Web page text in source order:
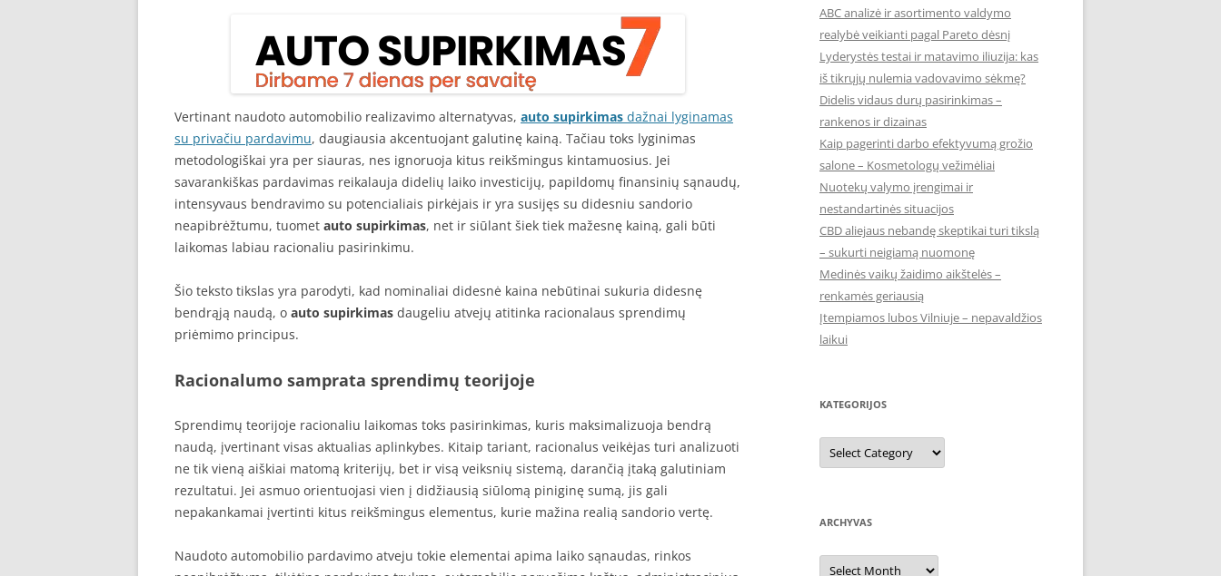
Vertinant naudoto automobilio realizavimo alternatyvas, auto supirkimas dažnai lyginamas
su privačiu pardavimu, daugiausia akcentuojant galutinę kainą. Tačiau toks lyginimas
metodologiškai yra per siauras, nes ignoruoja kitus reikšmingus kintamuosius. Jei
savarankiškas pardavimas reikalauja didelių laiko investicijų, papildomų finansinių sąnaudų,
intensyvaus bendravimo su potencialiais pirkėjais ir yra susijęs su didesniu sandorio
neapibrėžtumu, tuomet auto supirkimas, net ir siūlant šiek tiek mažesnę kainą, gali būti
laikomas labiau racionaliu pasirinkimu.
Šio teksto tikslas yra parodyti, kad nominaliai didesnė kaina nebūtinai sukuria didesnę
bendrąją naudą, o auto supirkimas daugeliu atvejų atitinka racionalaus sprendimų
priėmimo principus.
Racionalumo samprata sprendimų teorijoje
Sprendimų teorijoje racionaliu laikomas toks pasirinkimas, kuris maksimalizuoja bendrą
naudą, įvertinant visas aktualias aplinkybes. Kitaip tariant, racionalus veikėjas turi analizuoti
ne tik vieną aiškiai matomą kriterijų, bet ir visą veiksnių sistemą, darančią įtaką galutiniam
rezultatui. Jei asmuo orientuojasi vien į didžiausią siūlomą piniginę sumą, jis gali
nepakankamai įvertinti kitus reikšmingus elementus, kurie mažina realią sandorio vertę.
Naudoto automobilio pardavimo atveju tokie elementai apima laiko sąnaudas, rinkos
ABC analizė ir asortimento valdymo
realybė veikianti pagal Pareto dėsnį
Lyderystės testai ir matavimo iliuzija: kas
iš tikrųjų nulemia vadovavimo sėkmę?
Didelis vidaus durų pasirinkimas –
rankenos ir dizainas
Kaip pagerinti darbo efektyvumą grožio
salone – Kosmetologų vežimėliai
Nuotekų valymo įrengimai ir
nestandartinės situacijos
CBD aliejaus nebandę skeptikai turi tikslą
– sukurti neigiamą nuomonę
Medinės vaikų žaidimo aikštelės –
renkamės geriausią
Įtempiamos lubos Vilniuje – nepavaldžios
laikui
KATEGORIJOS
Kategorijos
ARCHYVAS
Archyvas